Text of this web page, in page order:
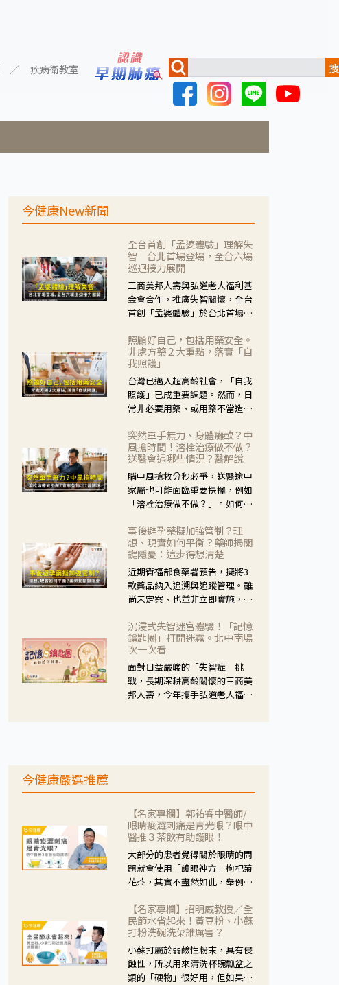
疾病衛教室
今健康New新聞
全台首創「孟婆體驗」理解失
智 台北首場登場，全台六場
巡迴接力展開
三商美邦人壽與弘道老人福利基
金會合作，推廣失智關懷，全台
首創「孟婆體驗」於台北首場實
模式，用結合情境互動等豐富活
動，將抽象的失智轉化為可感
受、可討論的生活情境，並引導
民眾在家人開始出現改變時，以
理解取代責備、以耐心回應不
安。
照顧好自己，包括用藥安全。
非處方藥２大重點，落實「自
我照護」
台灣已邁入超高齡社會，「自我
照護」已成重要課題。然而，日
常非必要用藥、或用藥不當造成
在重要。社團法人台灣自我照護
產業協會 提出「非處方藥正確使
用」與「藥師給力」，鼓勵民眾
建立安全且正確的自我照護習
慣。
突然單手無力、身體癱軟？中
風搶時間！溶栓治療做不做？
送醫會遇哪些情況？醫解說
腦中風搶救分秒必爭，送醫途中
家屬也可能面臨重要抉擇，例如
「溶栓治療做不做？」。如何搶
會理事長陳龍醫師解說！
事後避孕藥擬加強管制？理
想、現實如何平衡？藥師揭關
鍵隱憂：這步得想清楚
近期衛福部食藥署預告，擬將3
款藥品納入追溯與追蹤管理。雖
尚未定案、也並非立即實施，不
人杰藥師表示，這三款藥物目
的、作用、風險各有不同，管制
與否所帶來的後許影響也不同，
可先了解其特性。
沉浸式失智迷宮體驗！「記憶
鑰匙圈」打開迷霧。北中南場
次一次看
面對日益嚴峻的「失智症」挑
戰，長期深耕高齡關懷的三商美
邦人壽，今年攜手弘道老人福利
生活挑戰。
今健康嚴選推薦
【名家專欄】郭祐睿中醫師/
眼睛痠澀刺痛是青光眼？眼中
醫推３茶飲有助護眼！
大部分的患者覺得關於眼睛的問
題就會使用「護眼神方」枸杞菊
花茶，其實不盡然如此，舉例來
紅、眼睛痛、眼屎多而且顏色
黃，當然就可以使用枸杞菊花
茶，但是枸杞的劑量要少，菊花
的劑量要多；若是有以上症狀以
外，眼睛還會有灼熱感，眼屎多
到會「牽絲」，也就是水樣分泌
【名家專欄】招明威教授／全
民節水省起來！黃豆粉、小蘇
打粉洗碗洗菜誰厲害？
小蘇打屬於弱鹼性粉末，具有侵
蝕性，所以用來清洗杯碗瓢盆之
類的「硬物」很好用，但如果用